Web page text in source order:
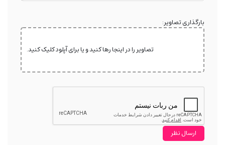
بارگذاری تصاویر:
تصاویر را در اینجا رها کنید و یا برای آپلود کلیک کنید.